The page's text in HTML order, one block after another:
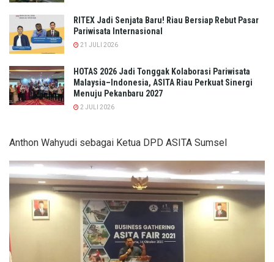
RITEX Jadi Senjata Baru! Riau Bersiap Rebut Pasar
Pariwisata Internasional
21 JULI 2026
HOTAS 2026 Jadi Tonggak Kolaborasi Pariwisata
Malaysia–Indonesia, ASITA Riau Perkuat Sinergi
Menuju Pekanbaru 2027
2 JULI 2026
Anthon Wahyudi sebagai Ketua DPD ASITA Sumsel